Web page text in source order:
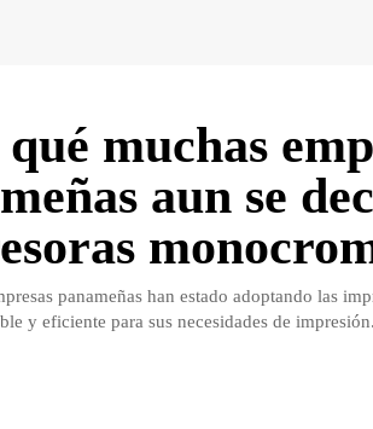
muchas
aun se
panameñas han estado adoptando las
y eficiente para sus necesidades de